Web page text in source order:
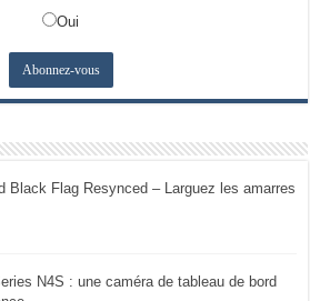
Oui
Black Flag Resynced – Larguez les amarres
N4S : une caméra de tableau de bord